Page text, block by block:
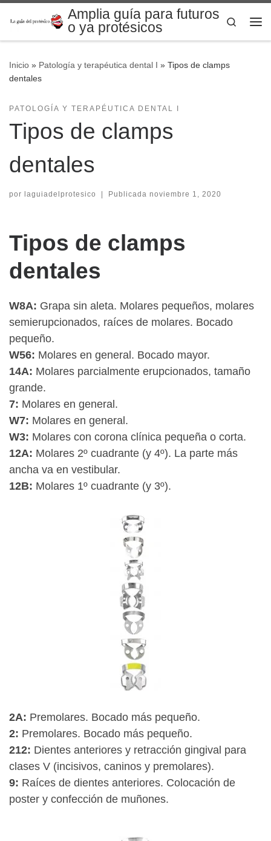
Saltar al contenidoAmplia guía para futuros
o ya protésicos
Search
Inicio » Patología y terapéutica dental I » Tipos de clamps
dentales
PATOLOGÍA Y TERAPÉUTICA DENTAL I
Tipos de clamps
dentales
por laguiadelprotesico | Publicada noviembre 1, 2020
Tipos de clamps
dentales
W8A: Grapa sin aleta. Molares pequeños, molares
semierupcionados, raíces de molares. Bocado
pequeño.
W56: Molares en general. Bocado mayor.
14A: Molares parcialmente erupcionados, tamaño
grande.
7: Molares en general.
W7: Molares en general.
W3: Molares con corona clínica pequeña o corta.
12A: Molares 2º cuadrante (y 4º). La parte más
ancha va en vestibular.
12B: Molares 1º cuadrante (y 3º).
2A: Premolares. Bocado más pequeño.
2: Premolares. Bocado más pequeño.
212: Dientes anteriores y retracción gingival para
clases V (incisivos, caninos y premolares).
9: Raíces de dientes anteriores. Colocación de
poster y confección de muñones.